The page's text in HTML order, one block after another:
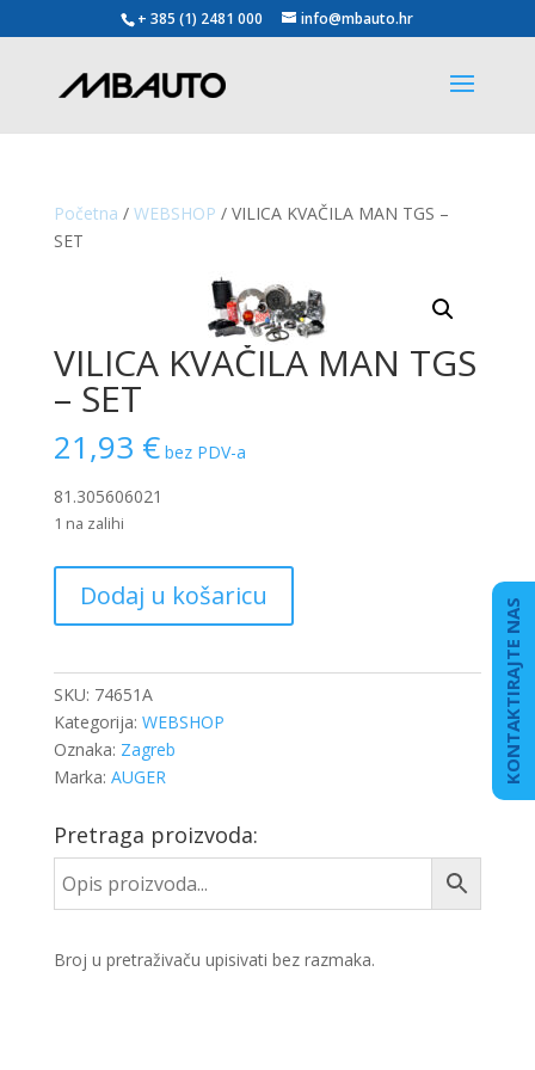
+ 385 (1) 2481 000 info@mbauto.hr
Početna / WEBSHOP / VILICA KVAČILA MAN TGS –
SET
VILICA KVAČILA MAN TGS
– SET
21,93 € bez PDV-a
81.305606021
1 na zalihi
KVAČILA
MAN
-
SET
količina
Dodaj u košaricu
SKU: 74651A
Kategorija: WEBSHOP
Oznaka: Zagreb
Marka: AUGER
Pretraga proizvoda:
Broj u pretraživaču upisivati bez razmaka.
KONTAKTIRAJTE NAS